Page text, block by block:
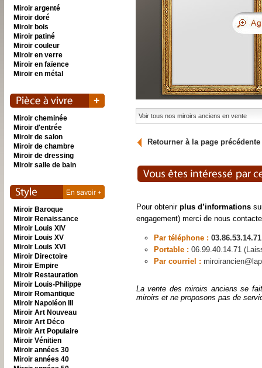
Voir tous nos miroirs anciens en vente
Retourner à la page précédente
Pour obtenir plus d’informations
engagement) merci de nous
Par téléphone : 03.86.53.14.71
Portable : 06.99.40.14.71
Par courriel :
La vente des miroirs anciens se
miroirs et ne proposons pas de
Miroir argenté
Miroir doré
Miroir bois
Miroir patiné
Miroir couleur
Miroir en verre
Miroir en faïence
Miroir en métal
Miroir cheminée
Miroir d'entrée
Miroir de salon
Miroir de chambre
Miroir de dressing
Miroir salle de bain
Miroir Baroque
Miroir Renaissance
Miroir Louis XIV
Miroir Louis XV
Miroir Louis XVI
Miroir Directoire
Miroir Empire
Miroir Restauration
Miroir Louis-Philippe
Miroir Romantique
Miroir Napoléon III
Miroir Art Nouveau
Miroir Art Déco
Miroir Art Populaire
Miroir Vénitien
Miroir années 30
Miroir années 40